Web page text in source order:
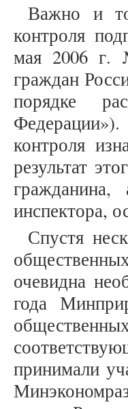
Важно и
контроля
мая 2006 г.
граждан
порядке
Федерации»).
контроля
результат
инспектора,
Спустя
очевидна
года
принимали